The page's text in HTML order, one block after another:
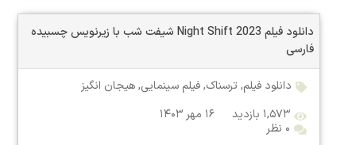
دانلود فیلم Night Shift 2023 شیفت شب با زیرنویس چسبیده
فارسی
دانلود فیلم,ترسناک,فیلم سینمایی,هیجان انگیز
۱,۵۷۳ بازدید
۱۶ مهر ۱۴۰۳
۰ نظر